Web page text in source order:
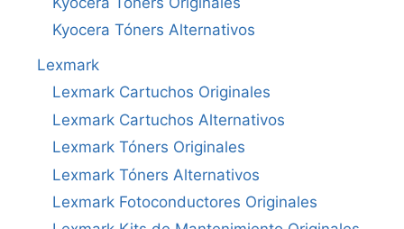
Kyocera Tóners Alternativos
Lexmark
Lexmark Cartuchos Originales
Lexmark Cartuchos Alternativos
Lexmark Tóners Originales
Lexmark Tóners Alternativos
Lexmark Fotoconductores Originales